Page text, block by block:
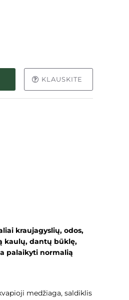
KLAUSKITE
kraujagyslių, odos,
kaulų, dantų būklę,
palaikyti normalią
medžiaga, saldiklis